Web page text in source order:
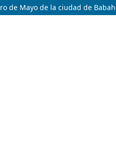
de Mayo de la ciudad de